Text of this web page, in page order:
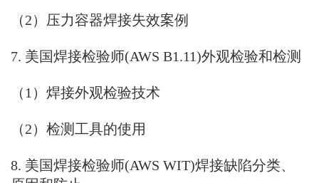
（2）压力容器焊接失效案例
7. 美国焊接检验师(AWS B1.11)外观检验和检测
（1）焊接外观检验技术
（2）检测工具的使用
8. 美国焊接检验师(AWS WIT)焊接缺陷分类、